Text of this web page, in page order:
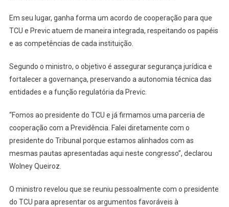
Em seu lugar, ganha forma um acordo de cooperação para que
TCU e Previc atuem de maneira integrada, respeitando os papéis
e as competências de cada instituição.
Segundo o ministro, o objetivo é assegurar segurança jurídica e
fortalecer a governança, preservando a autonomia técnica das
entidades e a função regulatória da Previc.
“Fomos ao presidente do TCU e já firmamos uma parceria de
cooperação com a Previdência. Falei diretamente com o
presidente do Tribunal porque estamos alinhados com as
mesmas pautas apresentadas aqui neste congresso”, declarou
Wolney Queiroz.
O ministro revelou que se reuniu pessoalmente com o presidente
do TCU para apresentar os argumentos favoráveis à